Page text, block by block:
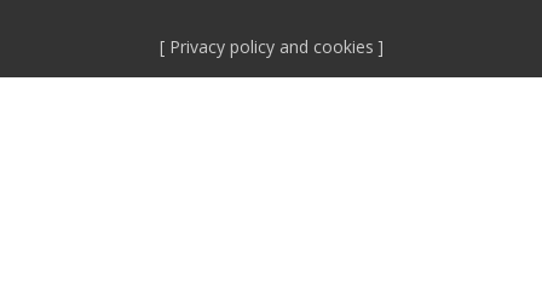
Privacy policy and cookies